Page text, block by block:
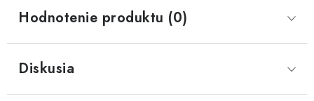
Hodnotenie produktu (0)
Diskusia